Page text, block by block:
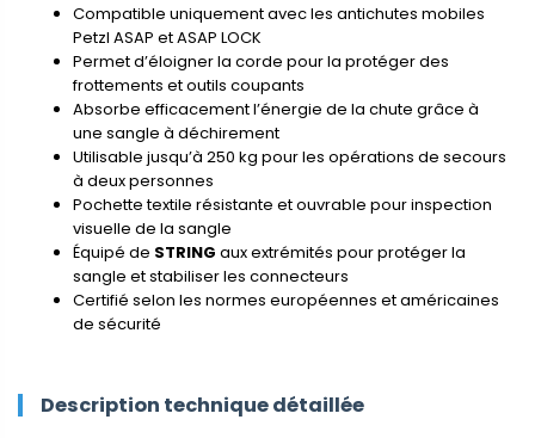
Compatible uniquement avec les antichutes mobiles
Petzl ASAP et ASAP LOCK
Permet d’éloigner la corde pour la protéger des
frottements et outils coupants
Absorbe efficacement l’énergie de la chute grâce à
une sangle à déchirement
Utilisable jusqu’à 250 kg pour les opérations de secours
à deux personnes
Pochette textile résistante et ouvrable pour inspection
visuelle de la sangle
Équipé de STRING aux extrémités pour protéger la
sangle et stabiliser les connecteurs
Certifié selon les normes européennes et américaines
de sécurité
Description technique détaillée